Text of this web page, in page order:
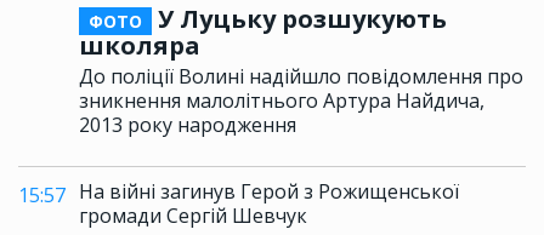
ФОТО
У Луцьку розшукують
школяра
До поліції Волині надійшло повідомлення про
зникнення малолітнього Артура Найдича,
2013 року народження
15:57 На війні загинув Герой з Рожищенської
громади Сергій Шевчук